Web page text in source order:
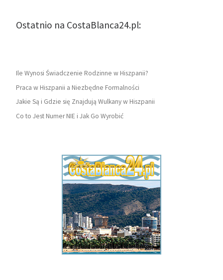
Ostatnio na CostaBlanca24.pl:
Ile Wynosi Świadczenie Rodzinne w Hiszpanii?
Praca w Hiszpanii a Niezbędne Formalności
Jakie Są i Gdzie się Znajdują Wulkany w Hiszpanii
Co to Jest Numer NIE i Jak Go Wyrobić